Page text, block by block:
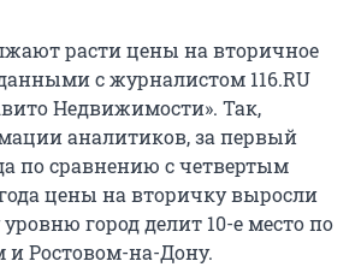
расти цены на вторичное
с журналистом 116.RU
Недвижимости». Так,
аналитиков, за первый
по сравнению с четвертым
цены на вторичку выросли
уровню город делит 10-е место по
и Ростовом-на-Дону.